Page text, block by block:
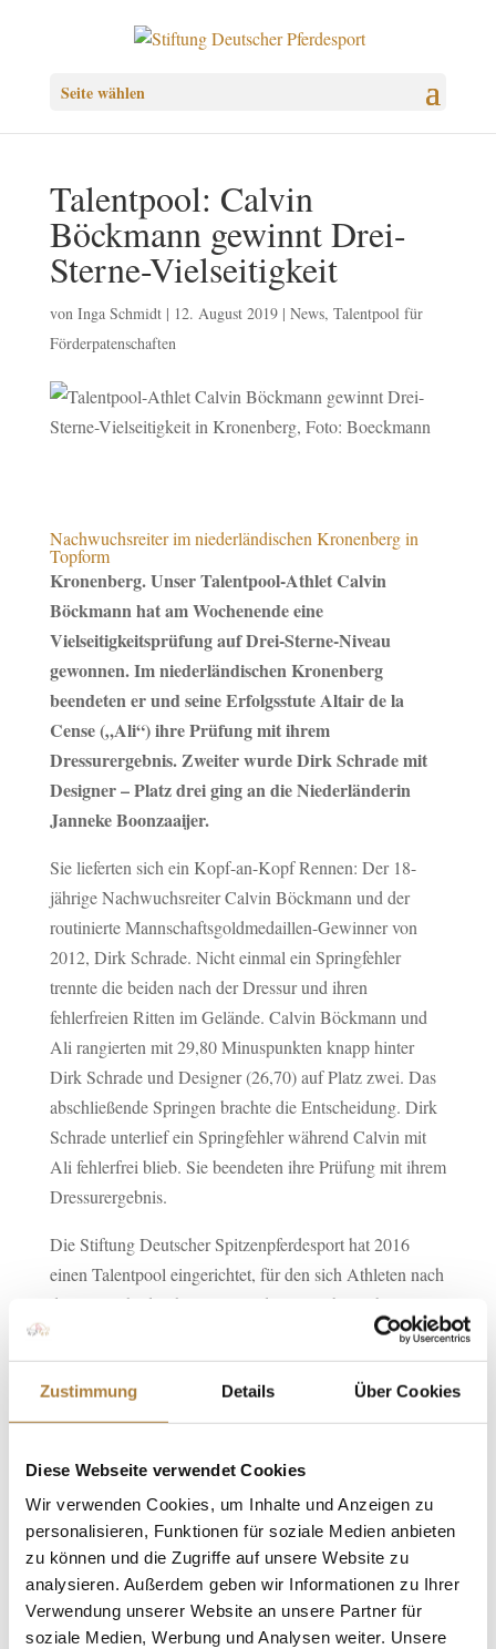
Zustimmung Details Über Cookies
Diese Webseite verwendet Cookies
Wir verwenden Cookies, um Inhalte und Anzeigen zu
personalisieren, Funktionen für soziale Medien anbieten
zu können und die Zugriffe auf unsere Website zu
analysieren. Außerdem geben wir Informationen zu Ihrer
Verwendung unserer Website an unsere Partner für
soziale Medien, Werbung und Analysen weiter. Unsere
Seite wählen
Talentpool: Calvin
Böckmann gewinnt Drei-
Sterne-Vielseitigkeit
von Inga Schmidt| 12. August 2019| News, Talentpool für
Förderpatenschaften
Nachwuchsreiter im niederländischen Kronenberg in
Topform
Kronenberg. Unser Talentpool-Athlet Calvin
Böckmann hat am Wochenende eine
Vielseitigkeitsprüfung auf Drei-Sterne-Niveau
gewonnen. Im niederländischen Kronenberg
beendeten er und seine Erfolgsstute Altair de la
Cense („Ali“) ihre Prüfung mit ihrem
Dressurergebnis. Zweiter wurde Dirk Schrade mit
Designer – Platz drei ging an die Niederländerin
Janneke Boonzaaijer.
Sie lieferten sich ein Kopf-an-Kopf Rennen: Der 18-
jährige Nachwuchsreiter Calvin Böckmann und der
routinierte Mannschaftsgoldmedaillen-Gewinner von
2012, Dirk Schrade. Nicht einmal ein Springfehler
trennte die beiden nach der Dressur und ihren
fehlerfreien Ritten im Gelände. Calvin Böckmann und
Ali rangierten mit 29,80 Minuspunkten knapp hinter
Dirk Schrade und Designer (26,70) auf Platz zwei. Das
abschließende Springen brachte die Entscheidung. Dirk
Schrade unterlief ein Springfehler während Calvin mit
Ali fehlerfrei blieb. Sie beendeten ihre Prüfung mit ihrem
Dressurergebnis.
Die Stiftung Deutscher Spitzenpferdesport hat 2016
einen Talentpool eingerichtet, für den sich Athleten nach
der Auswahl durch einen Bundestrainer bewerben
dürfen. Ein Förderer kann anhand der
Bewerbungsunterlagen selbst auswählen, welche
Sportler er unterstützen möchte. Wenn sich Förderer und
Athlet gefunden haben, gehen sie eine mindestens
nicht nur finanziell unterstützt, sondern profitieren auch
von den pferdesportlichen Erfahrungen ihrer
Förderpaten. Im Gegenzug können die Förderpaten an
der sportlichen Entwicklung der Athleten teilhaben.
Calvin Böckmann ist Mitte 2019 im Rahmen des
Talentpools mit einer Sonderpatenschaft ausgezeichnet